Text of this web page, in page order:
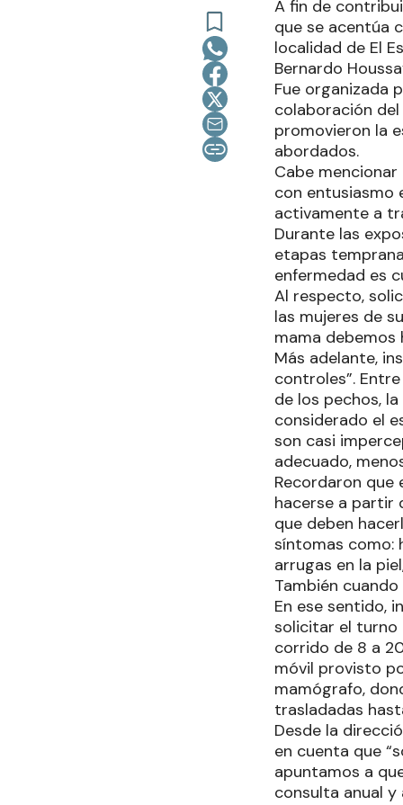
A fin de
que se acentúa
localidad de El
Bernardo
Fue organizada
colaboración
promovieron la
abordados.
Cabe mencionar
con entusiasmo
activamente a
Durante las
etapas
enfermedad es
Al respecto,
las mujeres de
mama
Más adelante,
controles”.
de los pechos,
considerado el
son casi
adecuado,
Recordaron que
hacerse a partir
que deben
síntomas como:
arrugas en la
También
En ese sentido,
solicitar el turno
corrido de 8 a
móvil provisto
mamógrafo,
trasladadas
Desde la
en cuenta que
apuntamos a
consulta anual y